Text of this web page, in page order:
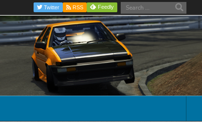
Twitter RSS Feedly